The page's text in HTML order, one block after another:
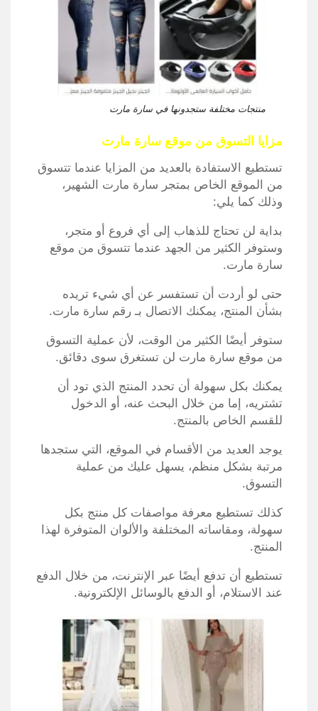
منتجات مختلفة ستجدونها في سارة مارت
مزايا التسوق من موقع سارة مارت
تستطيع الاستفادة بالعديد من المزايا عندما تتسوق
من الموقع الخاص بمتجر سارة مارت الشهير،
وذلك كما يلي:
بداية لن تحتاج للذهاب إلى أي فروع أو متجر،
وستوفر الكثير من الجهد عندما تتسوق من موقع
سارة مارت.
حتى لو أردت أن تستفسر عن أي شيء تريده
بشأن المنتج، يمكنك الاتصال بـ رقم سارة مارت.
ستوفر أيضًا الكثير من الوقت، لأن عملية التسوق
من موقع سارة مارت لن تستغرق سوى دقائق.
يمكنك بكل سهولة أن تحدد المنتج الذي تود أن
تشتريه، إما من خلال البحث عنه، أو الدخول
للقسم الخاص بالمنتج.
يوجد العديد من الأقسام في الموقع، التي ستجدها
مرتبة بشكل منظم، يسهل عليك من عملية
التسوق.
كذلك تستطيع معرفة مواصفات كل منتج بكل
سهولة، ومقاساته المختلفة والألوان المتوفرة لهذا
المنتج.
تستطيع أن تدفع أيضًا عبر الإنترنت، من خلال الدفع
عند الاستلام، أو الدفع بالوسائل الإلكترونية.